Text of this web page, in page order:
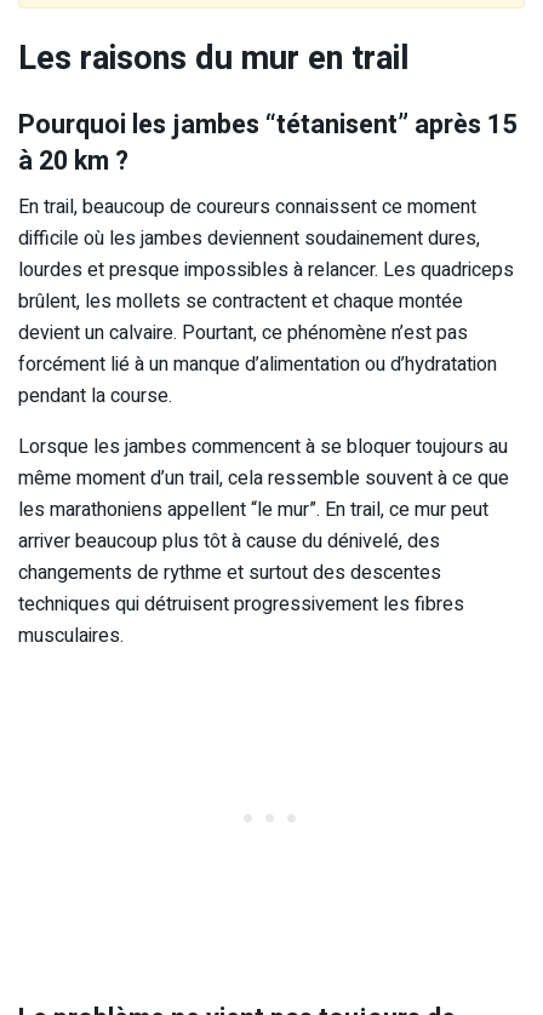
Les raisons du mur en trail
Pourquoi les jambes “tétanisent” après 15
à 20 km ?
En trail, beaucoup de coureurs connaissent ce moment
difficile où les jambes deviennent soudainement dures,
lourdes et presque impossibles à relancer. Les quadriceps
brûlent, les mollets se contractent et chaque montée
devient un calvaire. Pourtant, ce phénomène n’est pas
forcément lié à un manque d’alimentation ou d’hydratation
pendant la course.
Lorsque les jambes commencent à se bloquer toujours au
même moment d’un trail, cela ressemble souvent à ce que
les marathoniens appellent “le mur”. En trail, ce mur peut
arriver beaucoup plus tôt à cause du dénivelé, des
changements de rythme et surtout des descentes
techniques qui détruisent progressivement les fibres
musculaires.